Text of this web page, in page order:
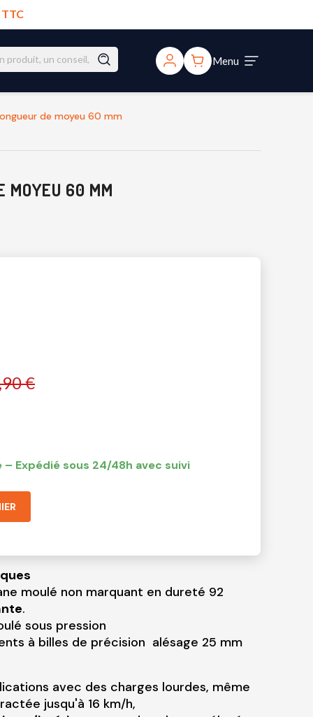
Menu
de moyeu 60 mm
MOYEU 60 MM
€
– Expédié sous 24/48h avec suivi
moulé non marquant en dureté 92
.
sous pression
à billes de précision alésage 25 mm
avec des charges lourdes, même
jusqu'à 16 km/h,